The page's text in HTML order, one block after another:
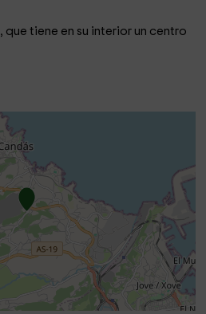
, que tiene en su interior un centro